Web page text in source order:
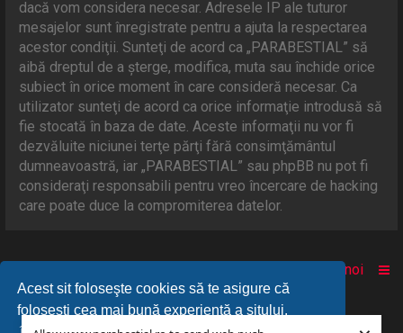
Acest sit foloseşte cookies să te asigure că
foloseşti cea mai bună experienţă a sitului.
dacă vom considera necesar. Adresele IP ale tuturor
mesajelor sunt înregistrate pentru a ajuta la respectarea
acestor condiţii. Sunteţi de acord ca „PARABESTIAL” să
aibă dreptul de a şterge, modifica, muta sau închide orice
subiect în orice moment în care consideră necesar. Ca
utilizator sunteţi de acord ca orice informaţie introdusă să
fie stocată în baza de date. Aceste informaţii nu vor fi
dezvăluite niciunei terţe părţi fără consimţământul
dumneavoastră, iar „PARABESTIAL” sau phpBB nu pot fi
consideraţi responsabili pentru vreo încercare de hacking
care poate duce la compromiterea datelor.
Despre noi
© 2010-2025 Powered byPARABESTIAL™